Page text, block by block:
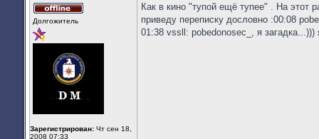
Долгожитель
Зарегистрирован: Чт сен 18,
2008 07:33
Как в кино "тупой ещё тупее" . На этот
приведу переписку дословно :00:08
01:38 vssll: pobedonosec_, я загадка...)))